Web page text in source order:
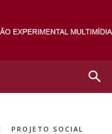
PROJETO SOCIAL